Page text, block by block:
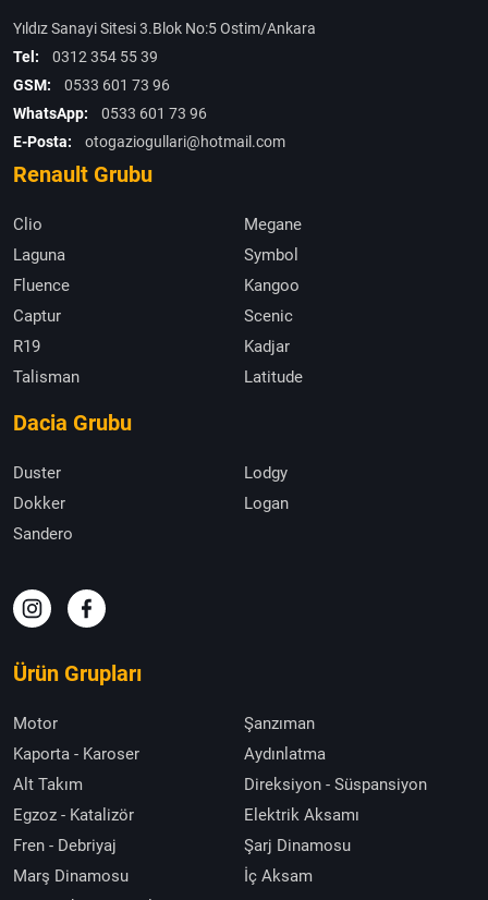
Yıldız Sanayi Sitesi 3.Blok No:5 Ostim/Ankara
Tel:
0312 354 55 39
GSM:
0533 601 73 96
WhatsApp:
0533 601 73 96
E-Posta:
otogaziogullari@hotmail.com
Renault Grubu
Clio
Megane
Laguna
Symbol
Fluence
Kangoo
Captur
Scenic
R19
Kadjar
Talisman
Latitude
Dacia Grubu
Duster
Lodgy
Dokker
Logan
Sandero
Ürün Grupları
Motor
Şanzıman
Kaporta - Karoser
Aydınlatma
Alt Takım
Direksiyon - Süspansiyon
Egzoz - Katalizör
Elektrik Aksamı
Fren - Debriyaj
Şarj Dinamosu
Marş Dinamosu
İç Aksam